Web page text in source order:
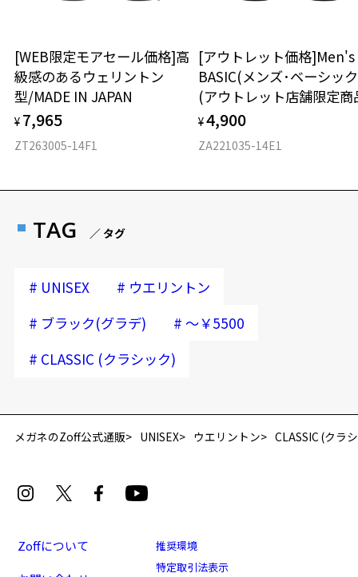
再入荷お知らせメールのお申し込み
[WEB限定モアセール価格]高
級感のあるウェリントン
型/MADE IN JAPAN
¥ 7,965
ZT263005-14F1
[アウトレット価格]Men's
BASIC(メンズ･ベーシッ
(アウトレット店舗限定商
¥4,900
ZA221035-14E1
TAG ／ タグ
# UNISEX # ウエリントン
# ブラック(グラデ) # ～￥5500
# CLASSIC (クラシック)
メガネのZoff公式通販 UNISEX ウエリントン CLASSIC (クラ
Zoffについて
推奨環境
特定取引法表示